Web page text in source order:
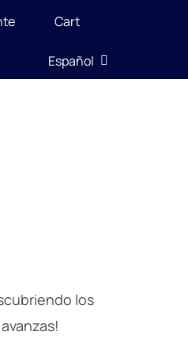
Cart
Español
los